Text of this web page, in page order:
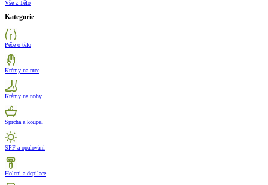
Vše z Tělo
Kategorie
Péče o tělo
Krémy na ruce
Krémy na nohy
Sprcha a koupel
SPF a opalování
Holení a depilace